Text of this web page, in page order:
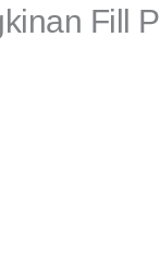
Fill